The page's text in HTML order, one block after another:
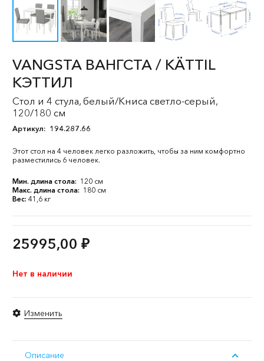
VANGSTA ВАНГСТА / KÄTTIL
КЭТТИЛ
Стол и 4 стула, белый/Книса светло-серый,
120/180 см
Артикул: 194.287.66
Этот стол на 4 человек легко разложить, чтобы за ним комфортно
разместились 6 человек.
Мин. длина стола: 120 см
Макс. длина стола: 180 см
Вес: 41,6 кг
25995,00 ₽
Нет в наличии
Изменить
Описание